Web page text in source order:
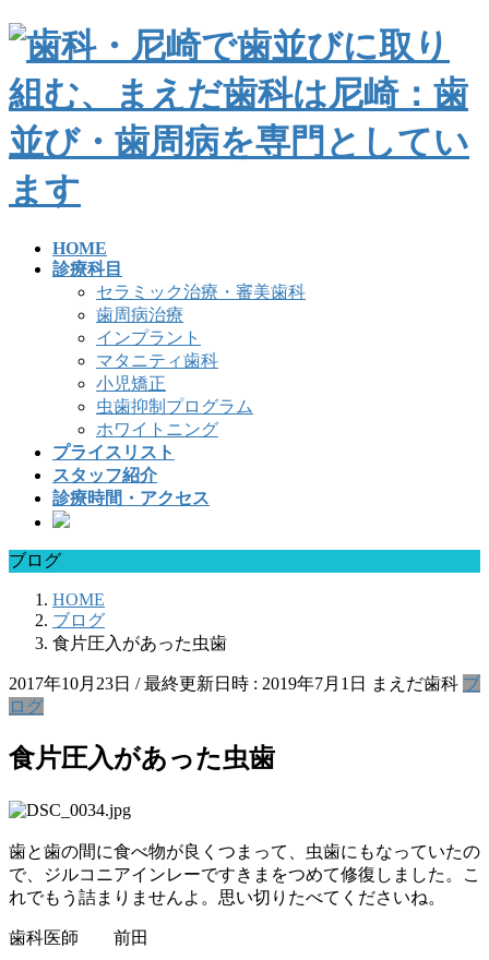
HOME
診療科目
セラミック治療・審美歯科
歯周病治療
インプラント
マタニティ歯科
小児矯正
虫歯抑制プログラム
ホワイトニング
プライスリスト
スタッフ紹介
診療時間・アクセス
ブログ
HOME
ブログ
食片圧入があった虫歯
2017年10月23日 / 最終更新日時 : 2019年7月1日 まえだ歯科 ブ
ログ
食片圧入があった虫歯
歯と歯の間に食べ物が良くつまって、虫歯にもなっていたの
で、ジルコニアインレーですきまをつめて修復しました。こ
れでもう詰まりませんよ。思い切りたべてくださいね。
歯科医師 前田